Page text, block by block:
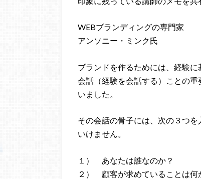
WEBブランディングの専門家
アンソニー・ミンク氏
ブランドを作るためには、経験に
会話（経験を会話する）ことの重
いました。
その会話の骨子には、次の３つを
いけません。
１） あなたは誰なのか？
２） 顧客が求めていることは何